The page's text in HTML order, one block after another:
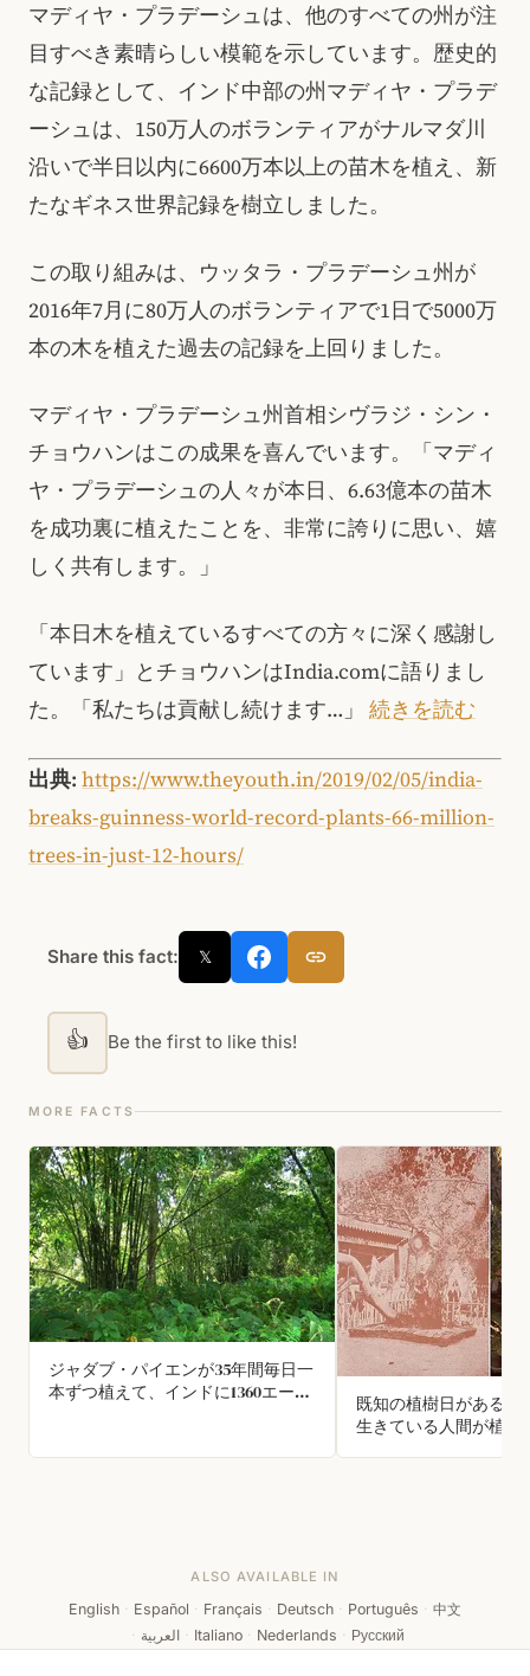
マディヤ・プラデーシュは、他のすべての州が注
目すべき素晴らしい模範を示しています。歴史的
な記録として、インド中部の州マディヤ・プラデ
ーシュは、150万人のボランティアがナルマダ川
沿いで半日以内に6600万本以上の苗木を植え、新
たなギネス世界記録を樹立しました。
この取り組みは、ウッタラ・プラデーシュ州が
2016年7月に80万人のボランティアで1日で5000万
本の木を植えた過去の記録を上回りました。
マディヤ・プラデーシュ州首相シヴラジ・シン・
チョウハンはこの成果を喜んでいます。「マディ
ヤ・プラデーシュの人々が本日、6.63億本の苗木
を成功裏に植えたことを、非常に誇りに思い、嬉
しく共有します。」
「本日木を植えているすべての方々に深く感謝し
ています」とチョウハンはIndia.comに語りまし
た。「私たちは貢献し続けます…」 続きを読む
出典: https://www.theyouth.in/2019/02/05/india-
breaks-guinness-world-record-plants-66-million-
trees-in-just-12-hours/
Share this fact: 𝕏
👍 Be the first to like this!
MORE FACTS
ジャダブ・パイエンが35年間毎日一
本ずつ植えて、インドに1360エーカ
す
既知の植樹日がある世
生きている人間が植え
ALSO AVAILABLE IN
English · Español · Français · Deutsch · Português · 中文
· العربية · Italiano · Nederlands · Русский